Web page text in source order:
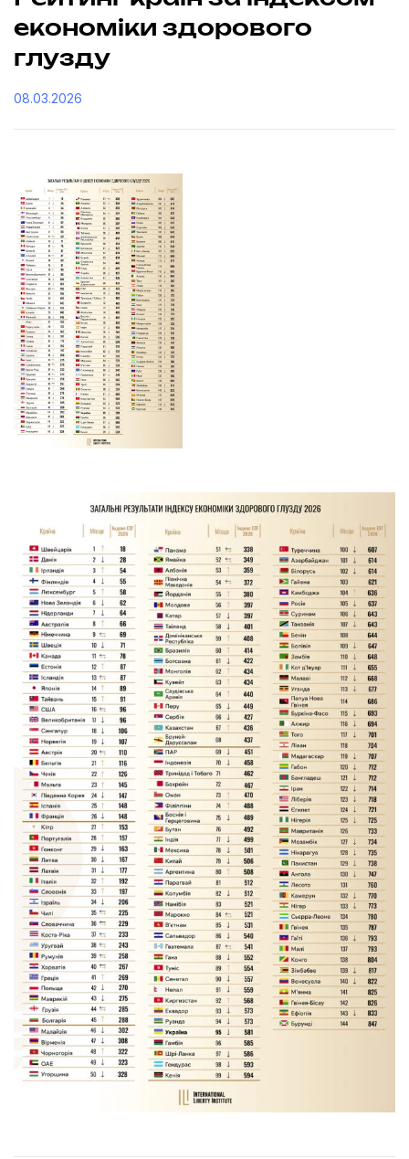
економіки здорового
глузду
08.03.2026